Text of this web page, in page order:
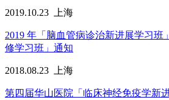
2019.10.23 上海
2019 年「脑血管病诊治新进展学习班
修学习班」通知
2018.08.23 上海
第四届华山医院「临床神经免疫学新